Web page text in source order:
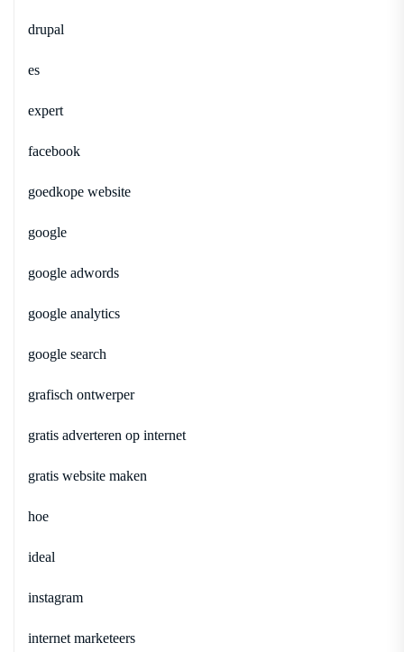
drupal
es
expert
facebook
goedkope website
google
google adwords
google analytics
google search
grafisch ontwerper
gratis adverteren op internet
gratis website maken
hoe
ideal
instagram
internet marketeers